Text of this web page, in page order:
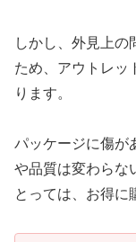
しかし、外見上の
ため、アウトレッ
ります。
パッケージに傷が
や品質は変わらな
とっては、お得に